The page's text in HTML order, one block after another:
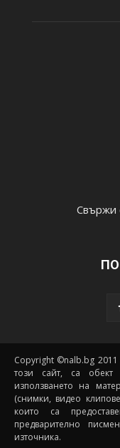
Свържи
Copyright ©nalb.bg
този сайт, са обект
използването на
(снимки, видео
които са
предварително
източника.